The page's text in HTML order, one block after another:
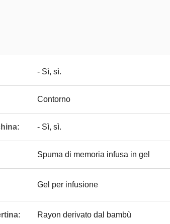
- Sì, sì.
Contorno
- Sì, sì.
Spuma di memoria infusa in gel
Gel per infusione
Rayon derivato dal bambù